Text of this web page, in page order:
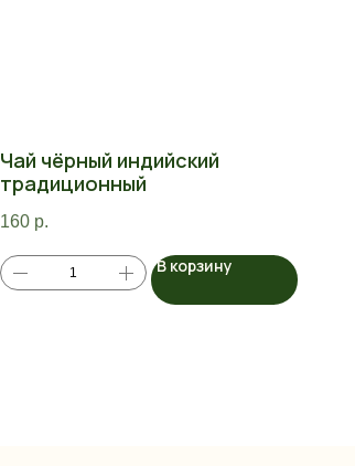
Чай чёрный индийский
традиционный
160 р.
В корзину